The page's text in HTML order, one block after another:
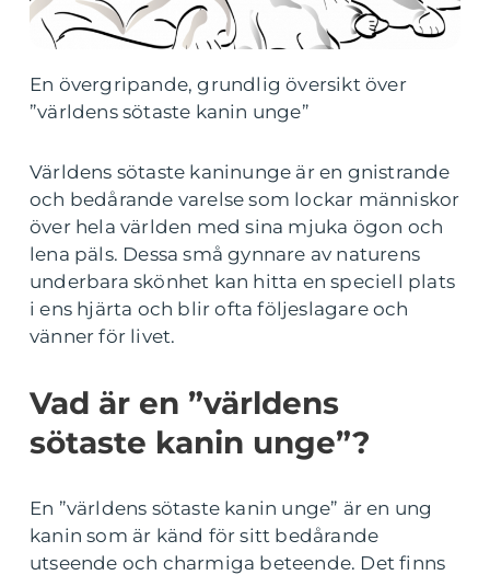
En övergripande, grundlig översikt över
”världens sötaste kanin unge”
Världens sötaste kaninunge är en gnistrande
och bedårande varelse som lockar människor
över hela världen med sina mjuka ögon och
lena päls. Dessa små gynnare av naturens
underbara skönhet kan hitta en speciell plats
i ens hjärta och blir ofta följeslagare och
vänner för livet.
Vad är en ”världens
sötaste kanin unge”?
En ”världens sötaste kanin unge” är en ung
kanin som är känd för sitt bedårande
utseende och charmiga beteende. Det finns